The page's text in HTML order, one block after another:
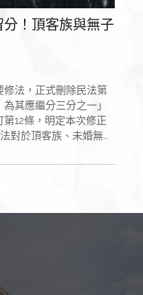
！頂客族與無子
修法，正式刪除民法第
其應繼分三分之一」
12條，明定本次修正
對於頂客族、未婚無子